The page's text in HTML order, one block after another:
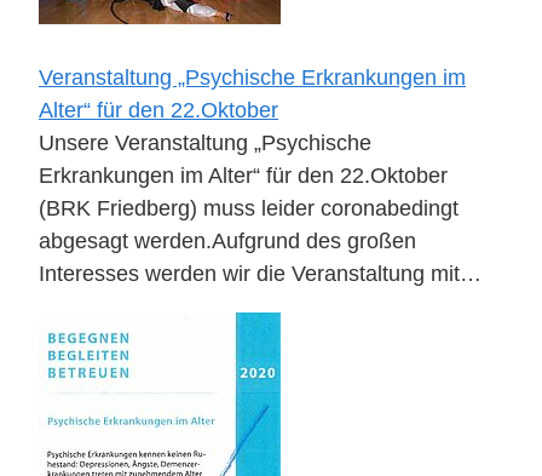
Veranstaltung „Psychische Erkrankungen im
Alter“ für den 22.Oktober
Unsere Veranstaltung „Psychische
Erkrankungen im Alter“ für den 22.Oktober
(BRK Friedberg) muss leider coronabedingt
abgesagt werden.Aufgrund des großen
Interesses werden wir die Veranstaltung mit…